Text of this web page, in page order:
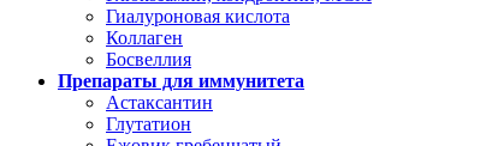
Гиалуроновая кислота
Коллаген
Босвеллия
Препараты для иммунитета
Астаксантин
Глутатион